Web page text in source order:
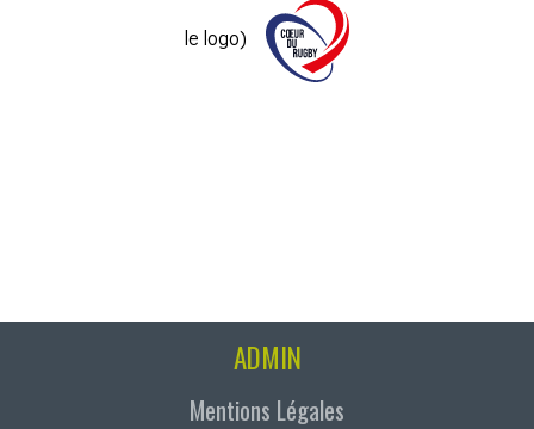
le logo)
ADMIN
Mentions Légales